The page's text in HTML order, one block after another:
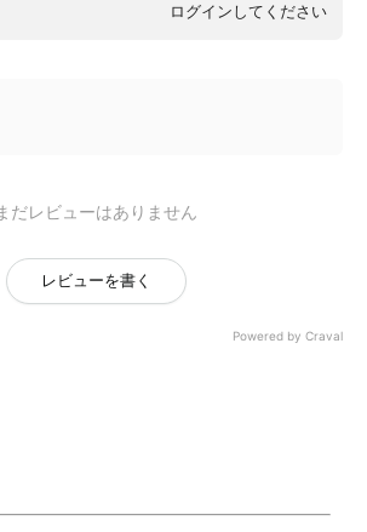
ログイン してください
だレビューはありません
レビューを書く
Powered by Craval